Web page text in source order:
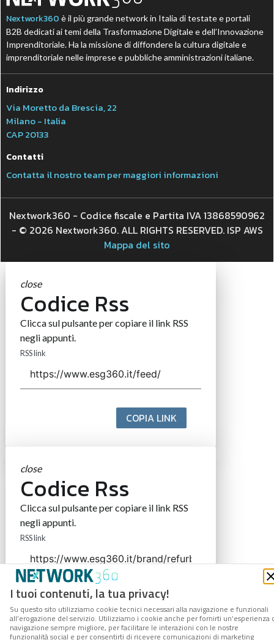
I tuoi contenuti, la tua privacy!
Su questo sito utilizziamo cookie tecnici necessari alla navigazione e funzionali
all’erogazione del servizio. Utilizziamo i cookie anche per fornirti un’esperienza
navigazione sempre migliore, per facilitare le interazioni con le nostre
funzionalità social e per consentirti di ricevere comunicazioni di marketing
Nextwork360 è il più grande network in Italia di testate e portali
B2B dedicati ai temi della Trasformazione Digitale e dell’Innovazione
Imprenditoriale. Ha la missione di diffondere la cultura digitale e
imprenditoriale nelle imprese e pubbliche amministrazioni italiane.
Indirizzo
Via Moretto da Brescia, 22
Milano - Italia
CAP 20133
Contatti
Contatta il nostro team per maggiori informazioni
Nextwork360 - Codice fiscale e Partita IVA 13868590962
- © 2026 Nextwork360. ALL RIGHTS RESERVED. ISP AWS
Mappa del sito
close
Codice Rss
Clicca sul pulsante per copiare il link RSS
negli appunti.
RSS link
COPIA LINK
close
Codice Rss
Clicca sul pulsante per copiare il link RSS
negli appunti.
RSS link
COPIA LINK